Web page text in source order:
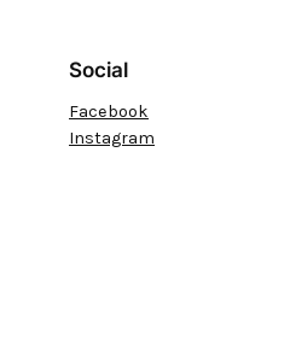
Social
Facebook
Instagram